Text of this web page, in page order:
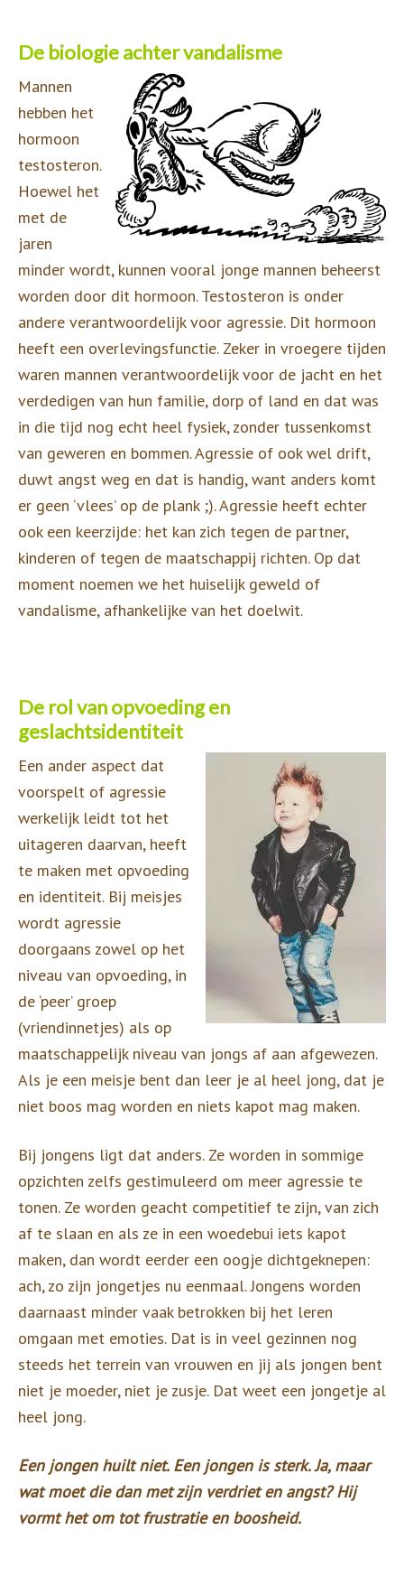
De biologie achter vandalisme
Mannen
hebben het
hormoon
testosteron.
Hoewel het
met de
jaren
minder wordt, kunnen vooral jonge mannen beheerst
worden door dit hormoon. Testosteron is onder
andere verantwoordelijk voor agressie. Dit hormoon
heeft een overlevingsfunctie. Zeker in vroegere tijden
waren mannen verantwoordelijk voor de jacht en het
verdedigen van hun familie, dorp of land en dat was
in die tijd nog echt heel fysiek, zonder tussenkomst
van geweren en bommen. Agressie of ook wel drift,
duwt angst weg en dat is handig, want anders komt
er geen ‘vlees’ op de plank ;). Agressie heeft echter
ook een keerzijde: het kan zich tegen de partner,
kinderen of tegen de maatschappij richten. Op dat
moment noemen we het huiselijk geweld of
vandalisme, afhankelijke van het doelwit.
De rol van opvoeding en
geslachtsidentiteit
Een ander aspect dat
voorspelt of agressie
werkelijk leidt tot het
uitageren daarvan, heeft
te maken met opvoeding
en identiteit. Bij meisjes
wordt agressie
doorgaans zowel op het
niveau van opvoeding, in
de ‘peer’ groep
(vriendinnetjes) als op
maatschappelijk niveau van jongs af aan afgewezen.
Als je een meisje bent dan leer je al heel jong, dat je
niet boos mag worden en niets kapot mag maken.
Bij jongens ligt dat anders. Ze worden in sommige
opzichten zelfs gestimuleerd om meer agressie te
tonen. Ze worden geacht competitief te zijn, van zich
af te slaan en als ze in een woedebui iets kapot
maken, dan wordt eerder een oogje dichtgeknepen:
ach, zo zijn jongetjes nu eenmaal. Jongens worden
daarnaast minder vaak betrokken bij het leren
omgaan met emoties. Dat is in veel gezinnen nog
steeds het terrein van vrouwen en jij als jongen bent
niet je moeder, niet je zusje. Dat weet een jongetje al
heel jong.
Een jongen huilt niet. Een jongen is sterk. Ja, maar
wat moet die dan met zijn verdriet en angst? Hij
vormt het om tot frustratie en boosheid.